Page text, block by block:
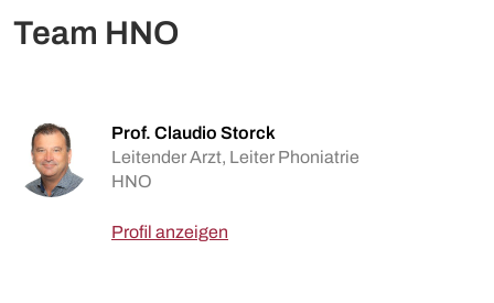
Team HNO
Prof. Claudio Storck
Leitender Arzt, Leiter Phoniatrie
HNO
Profil anzeigen